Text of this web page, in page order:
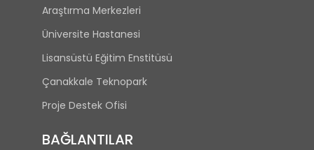
Araştırma Merkezleri
Üniversite Hastanesi
Lisansüstü Eğitim Enstitüsü
Çanakkale Teknopark
Proje Destek Ofisi
BAĞLANTILAR